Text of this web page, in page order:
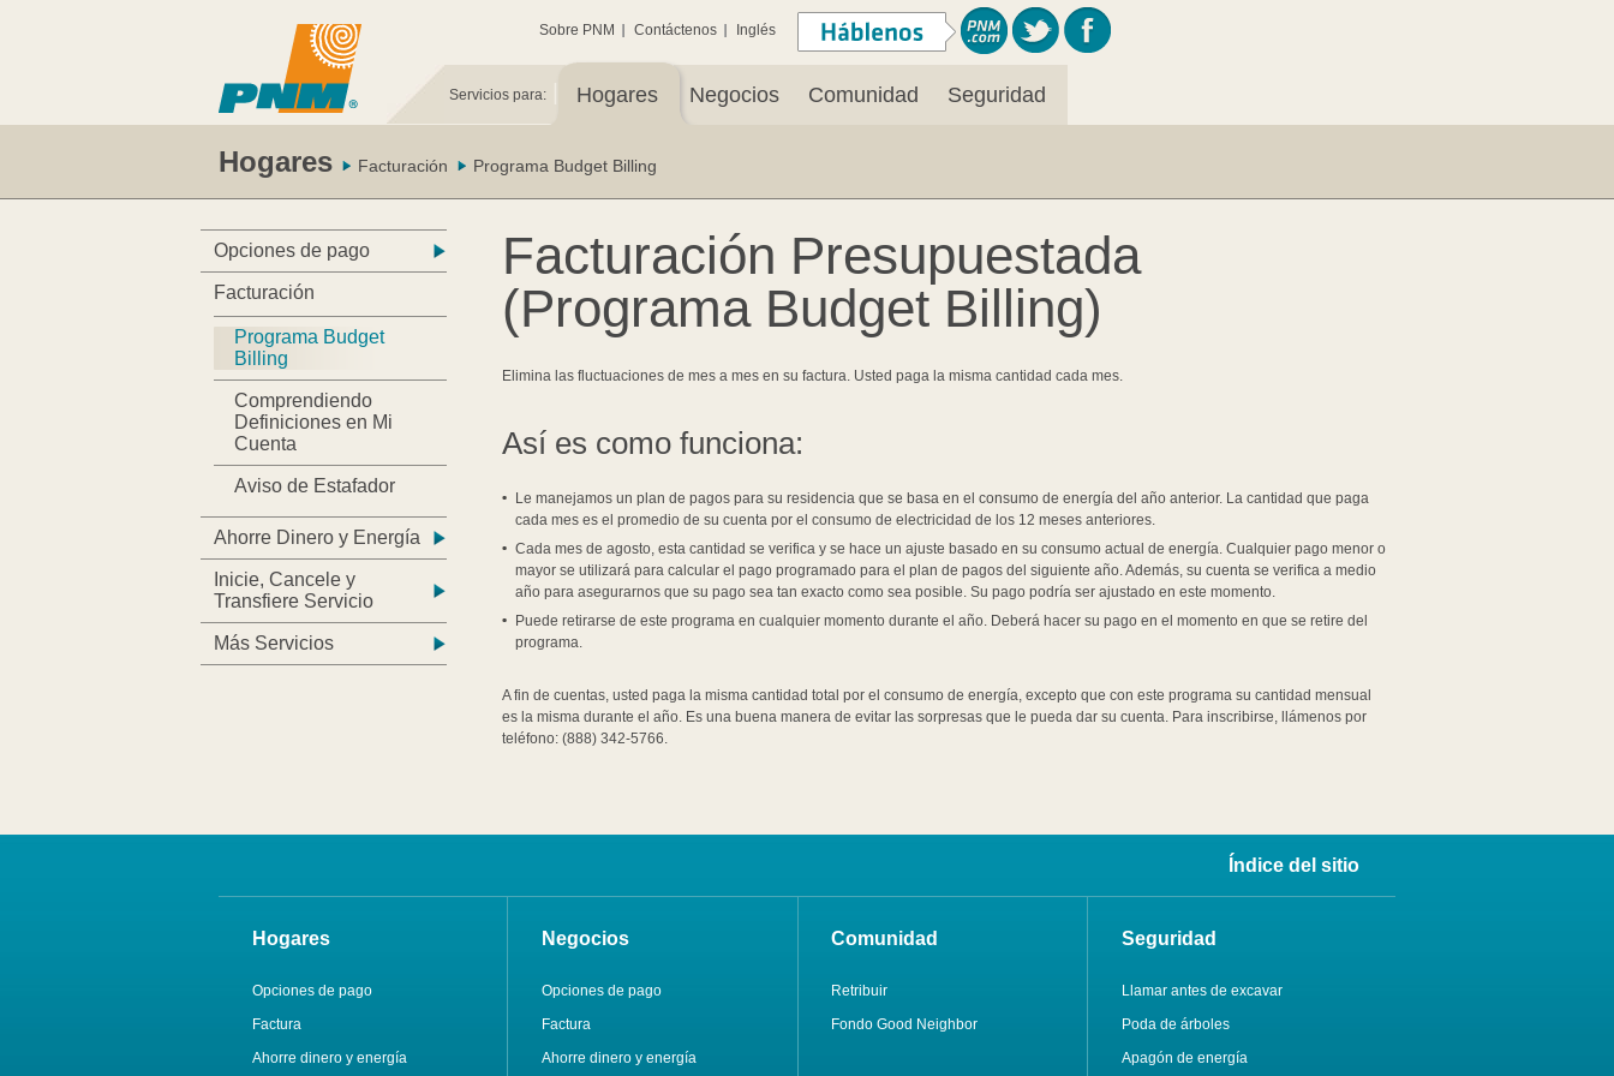
Sobre PNM Contáctenos Inglés
Servicios para: Hogares Negocios Comunidad Seguridad
Hogares Facturación Programa Budget Billing
Opciones de pago
Facturación
Programa Budget
Billing
Comprendiendo
Definiciones en Mi
Cuenta
Aviso de Estafador
Ahorre Dinero y Energía
Inicie, Cancele y
Transfiere Servicio
Más Servicios
Facturación Presupuestada
(Programa Budget Billing)
Elimina las fluctuaciones de mes a mes en su factura. Usted paga la misma cantidad cada mes.
Así es como funciona:
Le manejamos un plan de pagos para su residencia que se basa en el consumo de energía del año anterior. La cantidad que paga
cada mes es el promedio de su cuenta por el consumo de electricidad de los 12 meses anteriores.
Cada mes de agosto, esta cantidad se verifica y se hace un ajuste basado en su consumo actual de energía. Cualquier pago menor o
mayor se utilizará para calcular el pago programado para el plan de pagos del siguiente año. Además, su cuenta se verifica a medio
año para asegurarnos que su pago sea tan exacto como sea posible. Su pago podría ser ajustado en este momento.
Puede retirarse de este programa en cualquier momento durante el año. Deberá hacer su pago en el momento en que se retire del
programa.
A fin de cuentas, usted paga la misma cantidad total por el consumo de energía, excepto que con este programa su cantidad mensual
es la misma durante el año. Es una buena manera de evitar las sorpresas que le pueda dar su cuenta. Para inscribirse, llámenos por
teléfono: (888) 342-5766.
Índice del sitio
Hogares
Opciones de pago
Factura
Ahorre dinero y energía
Negocios
Opciones de pago
Factura
Ahorre dinero y energía
Comunidad
Retribuir
Fondo Good Neighbor
Seguridad
Llamar antes de excavar
Poda de árboles
Apagón de energía